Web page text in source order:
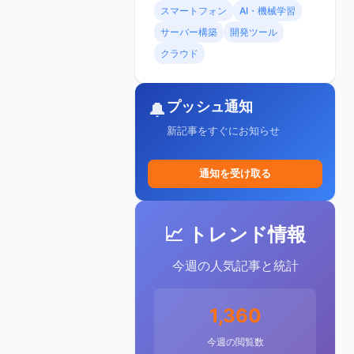
スマートフォン
AI・機械学習
サーバー構築
開発ツール
クラウド
🔔プッシュ通知
新記事をすぐにお知らせ
通知を受け取る
📈 トレンド情報
今週の人気記事と統計
1,360
今週の閲覧数